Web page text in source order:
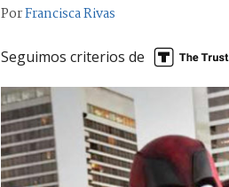
PorFrancisca Rivas
Seguimos criterios de